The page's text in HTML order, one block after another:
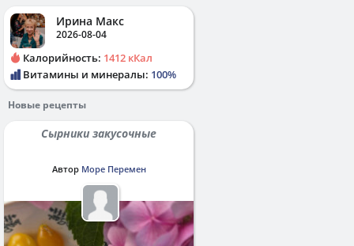
Ирина Макс
2026-08-04
Калорийность: 1412 кКал
Витамины и минералы: 100%
Новые рецепты
Сырники закусочные
Автор Море Перемен